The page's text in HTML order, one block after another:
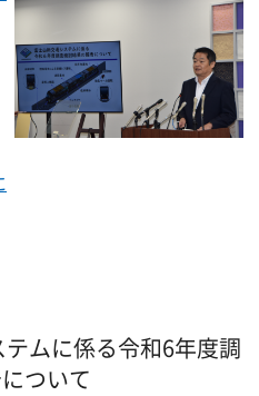
ムに係る令和6年度調
ついて